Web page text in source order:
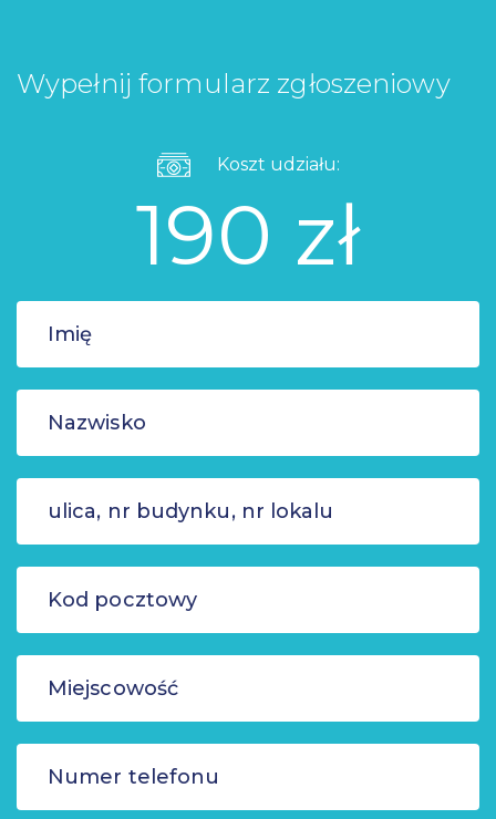
Wypełnij formularz zgłoszeniowy
Koszt udziału:
190 zł